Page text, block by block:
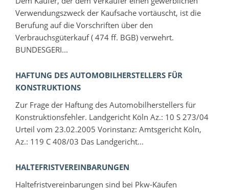
Verwendungszweck der Kaufsache vortäuscht, ist die
Berufung auf die Vorschriften über den
Verbrauchsgüterkauf ( 474 ff. BGB) verwehrt.
BUNDESGERI...
HAFTUNG DES AUTOMOBILHERSTELLERS FÜR
KONSTRUKTIONS
Zur Frage der Haftung des Automobilherstellers für
Konstruktionsfehler. Landgericht Köln Az.: 10 S 273/04
Urteil vom 23.02.2005 Vorinstanz: Amtsgericht Köln,
Az.: 119 C 408/03 Das Landgericht...
HALTEFRISTVEREINBARUNGEN
Haltefristvereinbarungen sind bei Pkw-Käufen